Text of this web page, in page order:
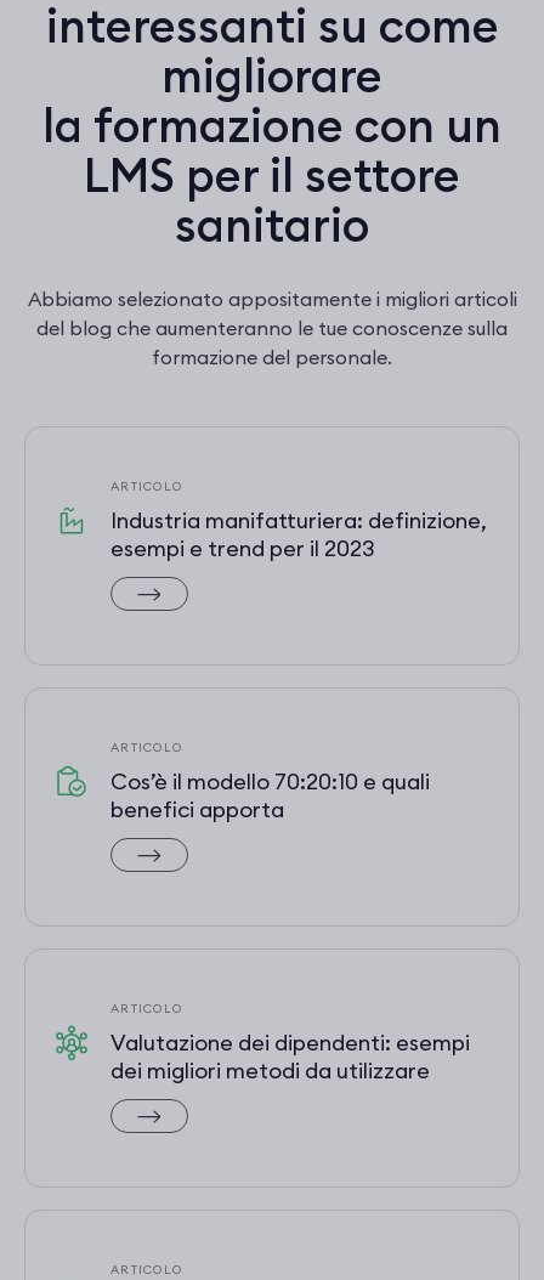
interessanti su come
migliorare
la formazione con un
LMS per il settore
sanitario
Abbiamo selezionato appositamente i migliori articoli
del blog che aumenteranno le tue conoscenze sulla
formazione del personale.
ARTICOLO
Industria manifatturiera: definizione,
esempi e trend per il 2023
ARTICOLO
Cos’è il modello 70:20:10 e quali
benefici apporta
ARTICOLO
Valutazione dei dipendenti: esempi
dei migliori metodi da utilizzare
ARTICOLO